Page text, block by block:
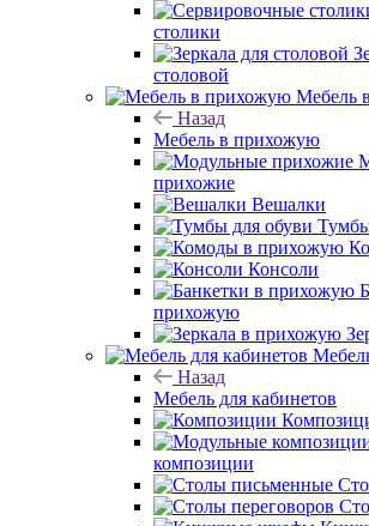
столики
столовой
Мебель
Назад
Мебель в прихожую
прихожие
Вешалки
Консоли
прихожую
Назад
Мебель для кабинетов
композиции